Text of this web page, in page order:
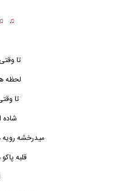
♫
تا
لحظه
تا
شاده
میدرخشه
قلبه